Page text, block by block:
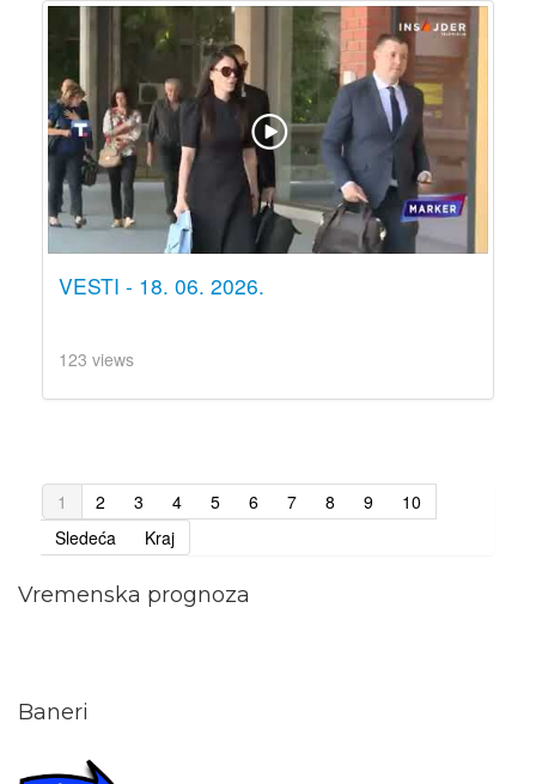
VESTI - 18. 06. 2026.
123 views
1 2 3 4 5 6 7 8 9
10
Sledeća
Kraj
Vremenska prognoza
Baneri